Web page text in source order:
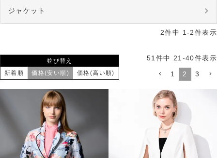
ジャケット
2件中 1 -2件表示
並び替え
新着順
価格(安い順) 価格(高い順)
51 件中 21 -40件表示
1 2 3